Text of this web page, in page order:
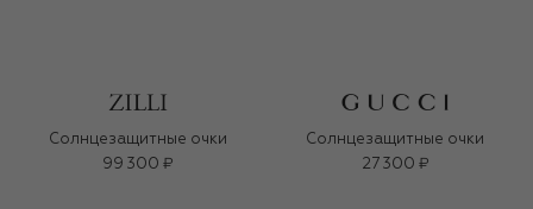
Солнцезащитные очки
99 300 ₽
Солнцезащитные очки
27 300 ₽